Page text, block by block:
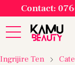
Contact:
Ingrijire Ten